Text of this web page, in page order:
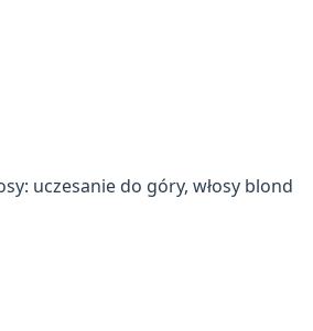
uczesanie do góry, włosy blond